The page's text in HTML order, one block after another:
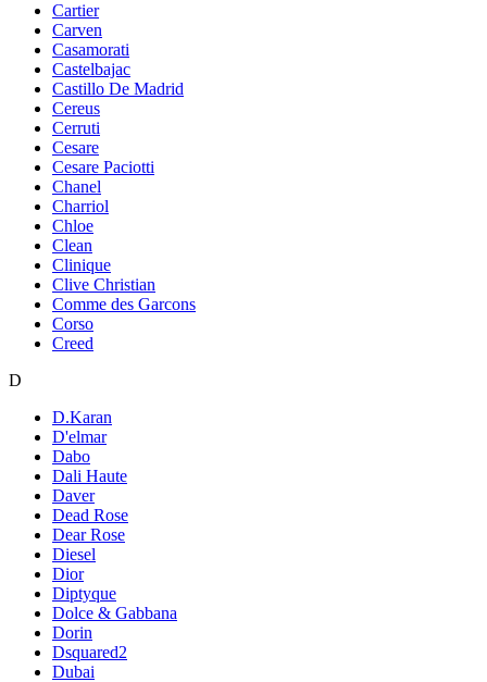
Cartier
Carven
Casamorati
Castelbajac
Castillo De Madrid
Cereus
Cerruti
Cesare
Cesare Paciotti
Chanel
Charriol
Chloe
Clean
Clinique
Clive Christian
Comme des Garcons
Corso
Creed
D
D.Karan
D'elmar
Dabo
Dali Haute
Daver
Dead Rose
Dear Rose
Diesel
Dior
Diptyque
Dolce & Gabbana
Dorin
Dsquared2
Dubai